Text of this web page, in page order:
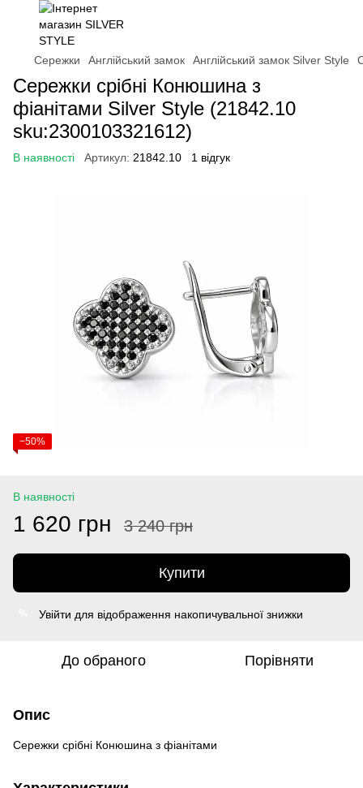
Сережки Англійський замок Англійський замок Silver Style
Сережки срібні Конюшина з
фіанітами Silver Style (21842.10
sku:2300103321612)
В наявності Артикул: 21842.10 1 відгук
−50%
В наявності
1 620 грн 3 240 грн
Купити
Увійти для відображення накопичувальної знижки
До обраного Порівняти
Опис
Сережки срібні Конюшина з фіанітами